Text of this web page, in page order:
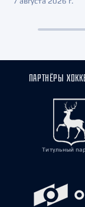
ПАРТНЁРЫ
Титульный